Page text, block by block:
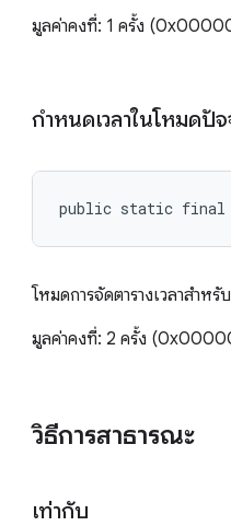
มูลค่าคงที่: 1 ครั้ง
กำหนดเวลาในโหมดปั
public static final int
โหมดการจัดตารางเวลาสําห
มูลค่าคงที่: 2 ครั้ง
วิธีการสาธารณะ
เท่ากับ